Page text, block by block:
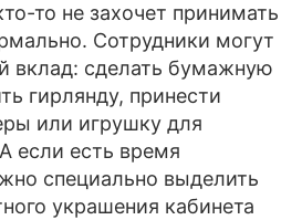
то не захочет принимать
Сотрудники могут
вклад: сделать бумажную
гирлянду, принести
или игрушку для
если есть время
специально выделить
украшения кабинета